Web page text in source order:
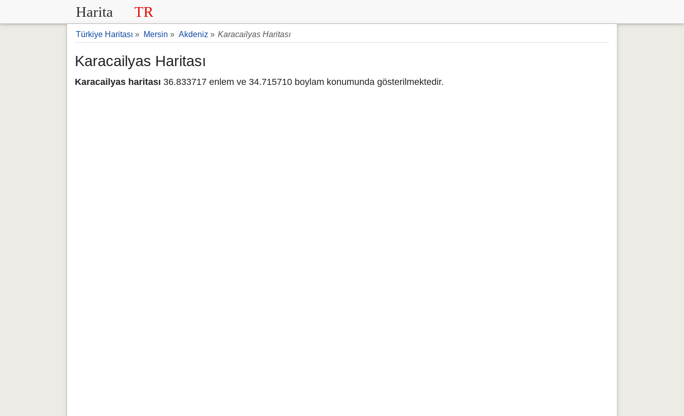
Harita TR
Türkiye Haritası » Mersin » Akdeniz » Karacailyas Haritası
Karacailyas Haritası
Karacailyas haritası 36.833717 enlem ve 34.715710 boylam konumunda gösterilmektedir.